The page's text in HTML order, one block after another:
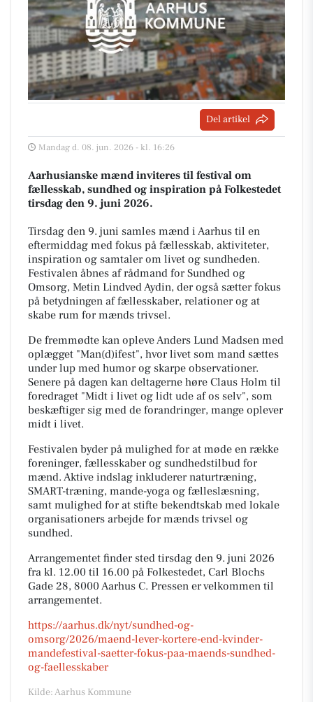
Del artikel
Mandag d. 08. jun. 2026 - kl. 16:26
Aarhusianske mænd inviteres til festival om
fællesskab, sundhed og inspiration på Folkestedet
tirsdag den 9. juni 2026.
Tirsdag den 9. juni samles mænd i Aarhus til en
eftermiddag med fokus på fællesskab, aktiviteter,
inspiration og samtaler om livet og sundheden.
Festivalen åbnes af rådmand for Sundhed og
Omsorg, Metin Lindved Aydin, der også sætter fokus
på betydningen af fællesskaber, relationer og at
skabe rum for mænds trivsel.
De fremmødte kan opleve Anders Lund Madsen med
oplægget "Man(d)ifest", hvor livet som mand sættes
under lup med humor og skarpe observationer.
Senere på dagen kan deltagerne høre Claus Holm til
foredraget "Midt i livet og lidt ude af os selv", som
beskæftiger sig med de forandringer, mange oplever
midt i livet.
Festivalen byder på mulighed for at møde en række
foreninger, fællesskaber og sundhedstilbud for
mænd. Aktive indslag inkluderer naturtræning,
SMART-træning, mande-yoga og fælleslæsning,
samt mulighed for at stifte bekendtskab med lokale
organisationers arbejde for mænds trivsel og
sundhed.
Arrangementet finder sted tirsdag den 9. juni 2026
fra kl. 12.00 til 16.00 på Folkestedet, Carl Blochs
Gade 28, 8000 Aarhus C. Pressen er velkommen til
arrangementet.
https://aarhus.dk/nyt/sundhed-og-
omsorg/2026/maend-lever-kortere-end-kvinder-
mandefestival-saetter-fokus-paa-maends-sundhed-
og-faellesskaber
Kilde: Aarhus Kommune